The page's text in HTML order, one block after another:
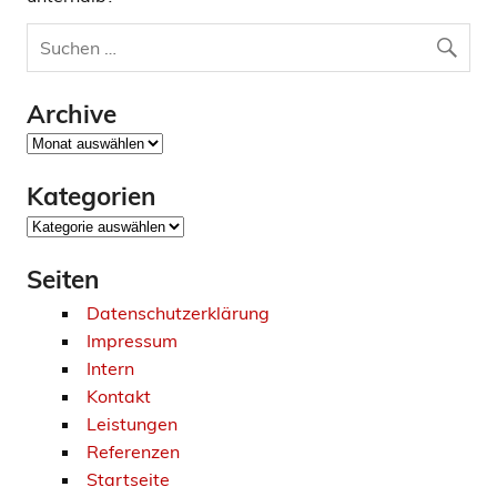
Archive
Archive
Kategorien
Kategorien
Seiten
Datenschutzerklärung
Impressum
Intern
Kontakt
Leistungen
Referenzen
Startseite